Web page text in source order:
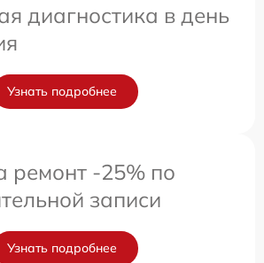
диагностика в день
Узнать подробнее
ремонт -25% по
записи
Узнать подробнее